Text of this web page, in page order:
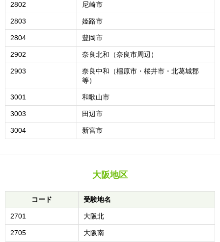
2802 尼崎市
2803 姫路市
2804 豊岡市
2902 奈良北和（奈良市周辺）
2903
奈良中和（橿原市・桜井市・北葛城郡
等）
3001 和歌山市
3003 田辺市
3004 新宮市
大阪地区
コード 受験地名
2701 大阪北
2705 大阪南